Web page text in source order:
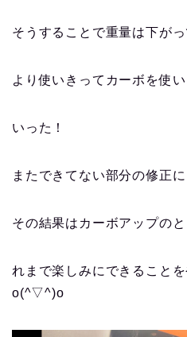
そうすることで重量は下が
より使いきってカーボを使
いった！
またできてない部分の修正に
その結果はカーボアップの
れまで楽しみにできること
o(^▽^)o